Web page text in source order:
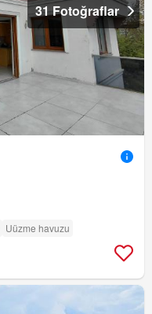
31 Fotoğraflar
Uüzme havuzu